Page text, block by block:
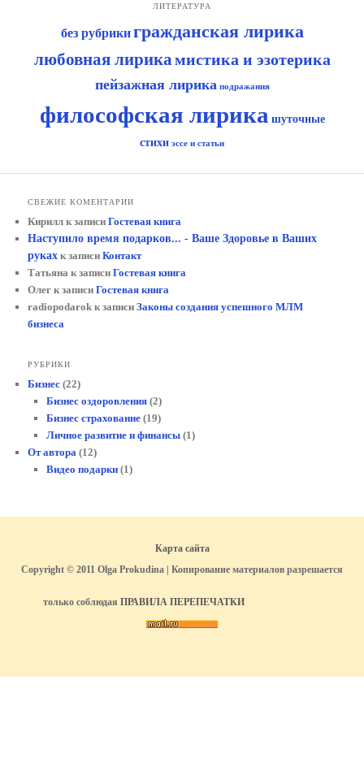
ЛИТЕРАТУРА
без рубрики гражданская лирика
любовная лирикамистика и эзотерика
пейзажная лирика подражания
философская лирика шуточные
стихи эссе и статьи
СВЕЖИЕ КОМЕНТАРИИ
Кирилл к записиГостевая книга
Наступило время подарков... - Ваше Здоровье в Ваших
руках к записиКонтакт
Татьяна к записиГостевая книга
Олег к записиГостевая книга
radiopodarok к записиЗаконы создания успешного МЛМ
бизнеса
РУБРИКИ
Бизнес (22)
Бизнес оздоровления(2)
Бизнес страхование(19)
Личное развитие и финансы(1)
От автора (12)
Видео подарки(1)
Карта сайта
Copyright © 2011 Olga Prokudina | Копирование материалов разрешается
только соблюдая ПРАВИЛА ПЕРЕПЕЧАТКИ